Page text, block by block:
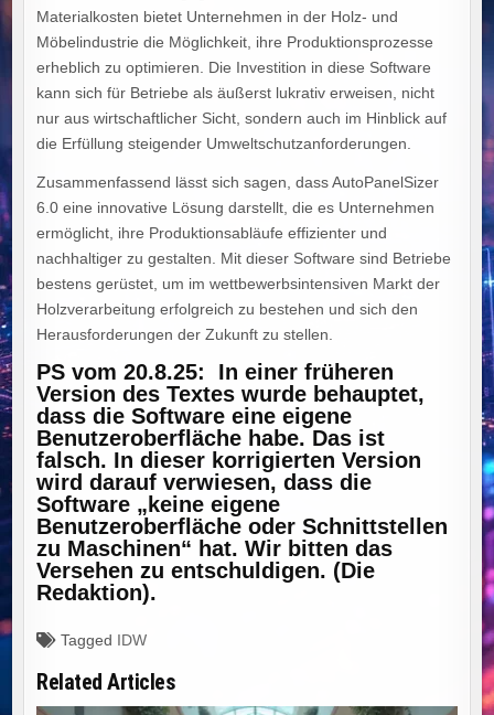
Materialkosten bietet Unternehmen in der Holz- und
Möbelindustrie die Möglichkeit, ihre Produktionsprozesse
erheblich zu optimieren. Die Investition in diese Software
kann sich für Betriebe als äußerst lukrativ erweisen, nicht
nur aus wirtschaftlicher Sicht, sondern auch im Hinblick auf
die Erfüllung steigender Umweltschutzanforderungen.
Zusammenfassend lässt sich sagen, dass AutoPanelSizer
6.0 eine innovative Lösung darstellt, die es Unternehmen
ermöglicht, ihre Produktionsabläufe effizienter und
nachhaltiger zu gestalten. Mit dieser Software sind Betriebe
bestens gerüstet, um im wettbewerbsintensiven Markt der
Holzverarbeitung erfolgreich zu bestehen und sich den
Herausforderungen der Zukunft zu stellen.
PS vom 20.8.25: In einer früheren
Version des Textes wurde behauptet,
dass die Software eine eigene
Benutzeroberfläche habe. Das ist
falsch. In dieser korrigierten Version
wird darauf verwiesen, dass die
Software „ keine eigene
Benutzeroberfläche oder Schnittstellen
zu Maschinen“ hat. Wir bitten das
Versehen zu entschuldigen. (Die
Redaktion).
Tagged IDW
Related Articles